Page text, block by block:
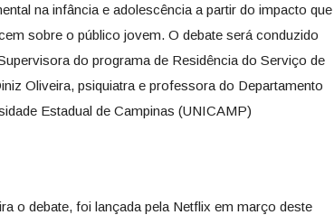
na infância e adolescência a partir do impacto que
sobre o público jovem. O debate será conduzido
do programa de Residência do Serviço de
Oliveira, psiquiatra e professora do Departamento
Estadual de Campinas (UNICAMP)
o debate, foi lançada pela Netflix em março deste